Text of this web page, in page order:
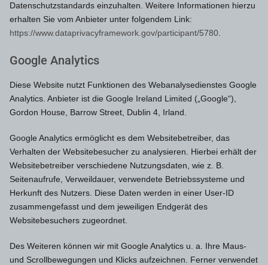
Datenschutzstandards einzuhalten. Weitere Informationen hierzu
erhalten Sie vom Anbieter unter folgendem Link:
https://www.dataprivacyframework.gov/participant/5780
Google Analytics
Diese Website nutzt Funktionen des Webanalysedienstes Google
Analytics. Anbieter ist die Google Ireland Limited („Google“),
Gordon House, Barrow Street, Dublin 4, Irland.
Google Analytics ermöglicht es dem Websitebetreiber, das
Verhalten der Websitebesucher zu analysieren. Hierbei erhält der
Websitebetreiber verschiedene Nutzungsdaten, wie z. B.
Seitenaufrufe, Verweildauer, verwendete Betriebssysteme und
Herkunft des Nutzers. Diese Daten werden in einer User-ID
zusammengefasst und dem jeweiligen Endgerät des
Websitebesuchers zugeordnet.
Des Weiteren können wir mit Google Analytics u. a. Ihre Maus-
und Scrollbewegungen und Klicks aufzeichnen. Ferner verwendet